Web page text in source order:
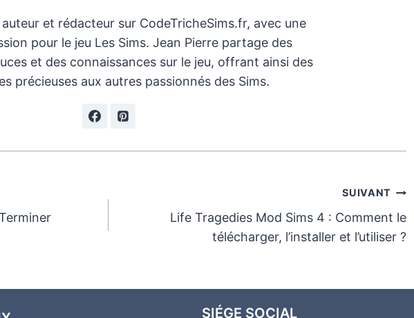
et rédacteur sur CodeTricheSims.fr, avec une
pour le jeu Les Sims. Jean Pierre partage des
et des connaissances sur le jeu, offrant ainsi des
précieuses aux autres passionnés des Sims.
SUIVANT
Life Tragedies Mod Sims 4 : Comment le
télécharger, l’installer et l’utiliser ?
SIÉGE SOCIAL